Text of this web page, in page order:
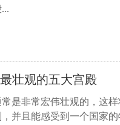
壮观的五大宫殿
是非常宏伟壮观的，这
并且能感受到一个国家